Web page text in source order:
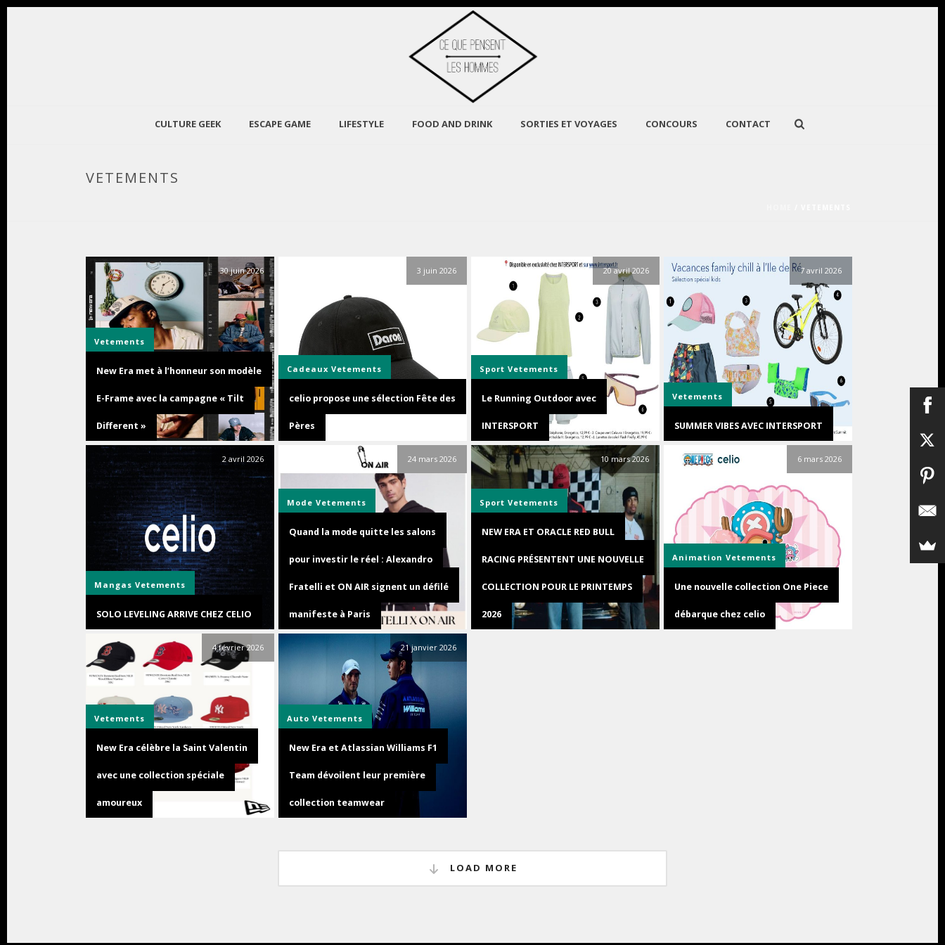
CULTURE GEEK ESCAPE GAME LIFESTYLE FOOD AND DRINK SORTIES ET VOYAGES CONCOURS CONTACT
VETEMENTS
30 juin 2026
Vetements
New Era met à l’honneur son modèle
E-Frame avec la campagne « Tilt
Different »
3 juin 2026
Cadeaux Vetements
celio propose une sélection Fête des
Pères
20 avril 2026
Sport Vetements
Le Running Outdoor avec
INTERSPORT
7 avril 2026
Vetements
SUMMER VIBES AVEC INTERSPORT
2 avril 2026
Mangas Vetements
SOLO LEVELING ARRIVE CHEZ CELIO
24 mars 2026
Mode Vetements
Quand la mode quitte les salons
pour investir le réel : Alexandro
Fratelli et ON AIR signent un défilé
manifeste à Paris
10 mars 2026
Sport Vetements
NEW ERA ET ORACLE RED BULL
RACING PRÉSENTENT UNE NOUVELLE
COLLECTION POUR LE PRINTEMPS
2026
6 mars 2026
Animation Vetements
Une nouvelle collection One Piece
débarque chez celio
4 février 2026
Vetements
New Era célèbre la Saint Valentin
avec une collection spéciale
amoureux
21 janvier 2026
Auto Vetements
New Era et Atlassian Williams F1
Team dévoilent leur première
collection teamwear
LOAD MORE